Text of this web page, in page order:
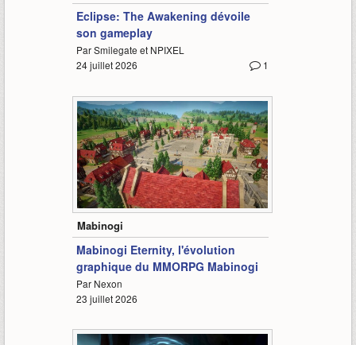
Eclipse: The Awakening dévoile
son gameplay
Par Smilegate et NPIXEL
1
24 juillet 2026
0:43
Mabinogi
Mabinogi Eternity, l'évolution
graphique du MMORPG Mabinogi
Par Nexon
23 juillet 2026